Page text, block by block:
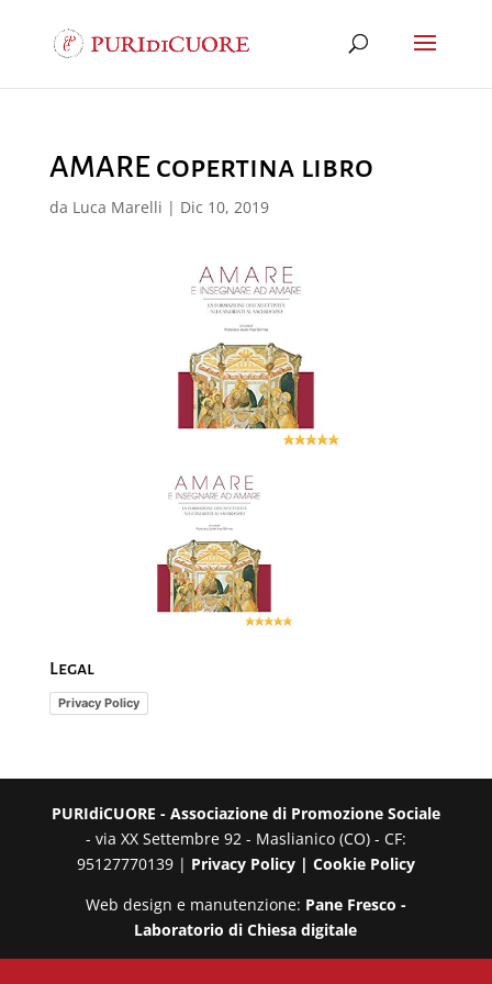
AMARE copertina libro
da Luca Marelli | Dic 10, 2019
Legal
Privacy Policy
PURIdiCUORE - Associazione di Promozione Sociale
- via XX Settembre 92 - Maslianico (CO) - CF:
95127770139 | Privacy Policy | Cookie Policy
Web design e manutenzione: Pane Fresco -
Laboratorio di Chiesa digitale